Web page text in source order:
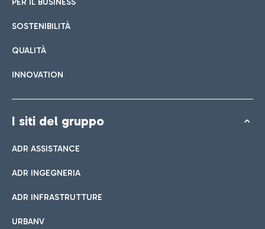
PER IL BUSINESS
SOSTENIBILITÀ
QUALITÀ
INNOVATION
I siti del gruppo
ADR ASSISTANCE
ADR INGEGNERIA
ADR INFRASTRUTTURE
URBANV